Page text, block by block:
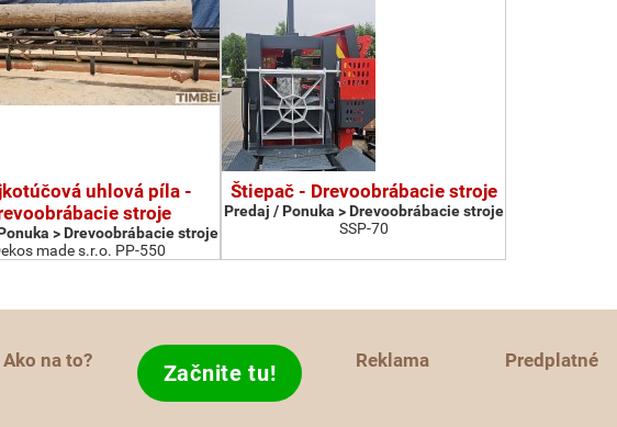
uhlová píla -
stroje
> Drevoobrábacie stroje
made s.r.o. PP-550
Štiepač - Drevoobrábacie stroje
Predaj / Ponuka > Drevoobrábacie stroje
SSP-70
Ako na to? Začnite tu! Reklama Predplatné